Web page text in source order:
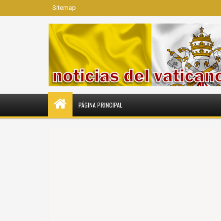
Sitemap
PÁGINA PRINCIPAL